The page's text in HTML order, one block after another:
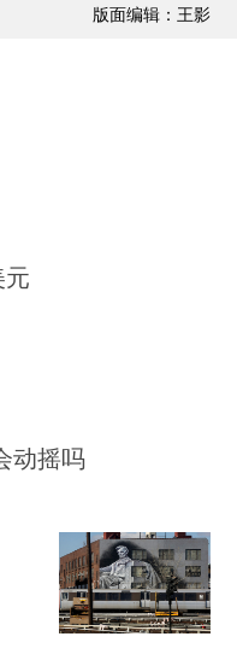
版面编辑：王影
元
动摇吗